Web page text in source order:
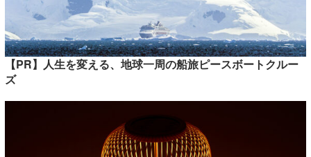
【PR】人生を変える、地球一周の船旅ピースボートクルー
ズ